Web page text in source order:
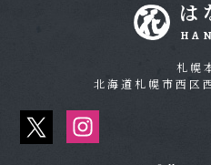
は
札幌
北海道札幌市西区